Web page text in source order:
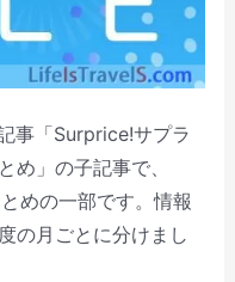
事「Surprice!サプラ
め」の子記事で、
めの一部です。情報
の月ごとに分けまし